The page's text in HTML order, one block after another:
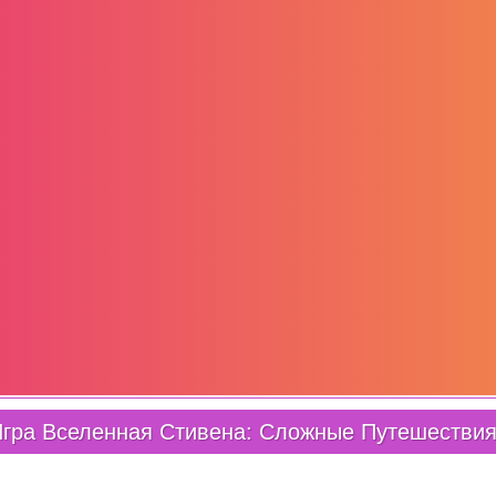
Вселенная Стивена: Сложные Путешествия